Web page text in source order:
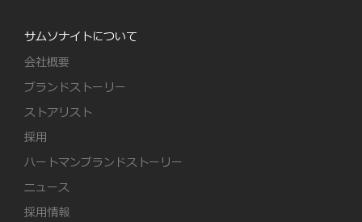
サムソナイトについて
会社概要
ブランドストーリー
ストアリスト
採用
ハートマンブランドストーリー
ニュース
採用情報